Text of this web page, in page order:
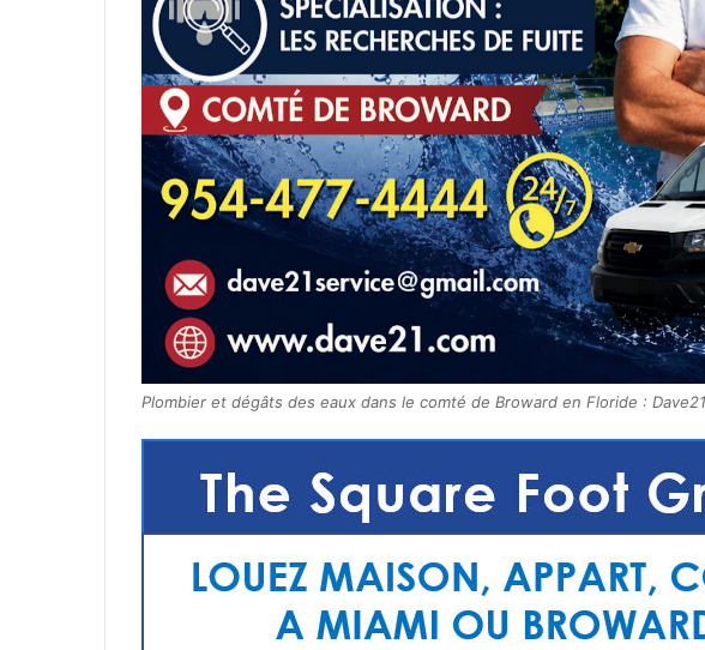
Plombier et dégâts des eaux dans le comté de Broward en Floride : Dave21